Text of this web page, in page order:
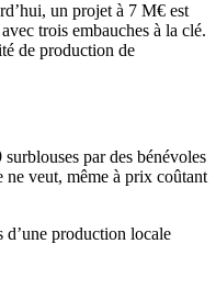
un projet à 7 M€ est
trois embauches à la clé.
de production de
par des bénévoles
ne veut, même à prix coûtant
d’une production locale